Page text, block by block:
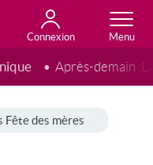
Connexion
Après-demain :
des mères